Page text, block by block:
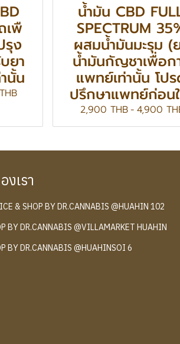
เพื
รุง
ยา
นั้น
น้ำมัน CBD
SPECTRUM
ผสมน้ำมันมะรุม (
น้ำมันกัญชาเพื่อก
แพทย์เท่านั้น โป
ปรึกษาแพทย์ก่อน
2,900 THB- 4,900
งเรา
& SHOP BY DR.CANNABIS @HUAHIN 102
BY DR.CANNABIS @VILLAMARKET HUAHIN
BY DR.CANNABIS @HUAHINSOI 6